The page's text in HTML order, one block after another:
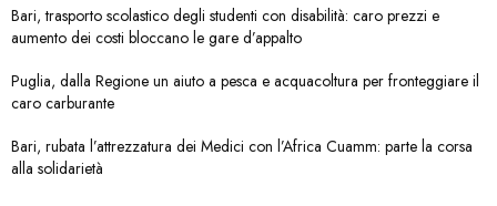
Bari, trasporto scolastico degli studenti con disabilità: caro prezzi e
aumento dei costi bloccano le gare d’appalto
Puglia, dalla Regione un aiuto a pesca e acquacoltura per fronteggiare il
caro carburante
Bari, rubata l’attrezzatura dei Medici con l’Africa Cuamm: parte la corsa
alla solidarietà